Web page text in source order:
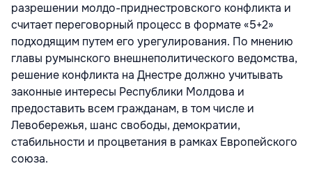
разрешении молдо-приднестровского конфликта и
считает переговорный процесс в формате «5+2»
подходящим путем его урегулирования. По мнению
главы румынского внешнеполитического ведомства,
решение конфликта на Днестре должно учитывать
законные интересы Республики Молдова и
предоставить всем гражданам, в том числе и
Левобережья, шанс свободы, демократии,
стабильности и процветания в рамках Европейского
союза.